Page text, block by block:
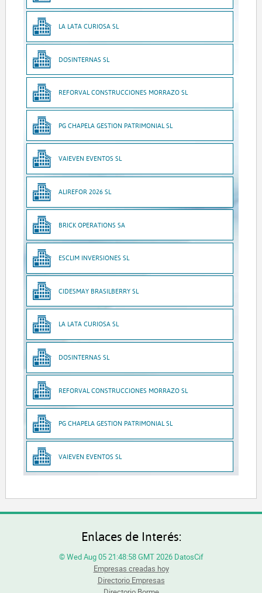
LA LATA CURIOSA SL
DOSINTERNAS SL
REFORVAL CONSTRUCCIONES MORRAZO SL
PG CHAPELA GESTION PATRIMONIAL SL
VAIEVEN EVENTOS SL
ALIREFOR 2026 SL
BRICK OPERATIONS SA
ESCLIM INVERSIONES SL
CIDESMAY BRASILBERRY SL
LA LATA CURIOSA SL
DOSINTERNAS SL
REFORVAL CONSTRUCCIONES MORRAZO SL
PG CHAPELA GESTION PATRIMONIAL SL
VAIEVEN EVENTOS SL
Enlaces de Interés:
© Wed Aug 05 21:48:58 GMT 2026 DatosCif
Empresas creadas hoy
Directorio Empresas